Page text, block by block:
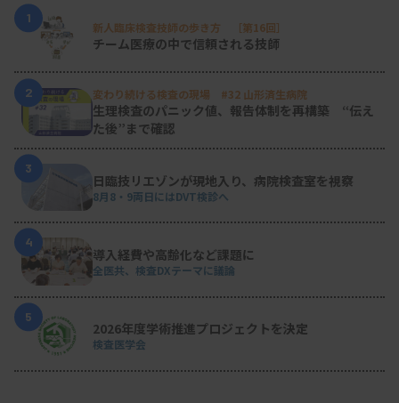
1
新人臨床検査技師の歩き方 ［第16回］
チーム医療の中で信頼される技師
2 変わり続ける検査の現場 #32 山形済生病院
生理検査のパニック値、報告体制を再構築 “伝え
た後”まで確認
3
日臨技リエゾンが現地入り、病院検査室を視察
8月8・9両日にはDVT検診へ
4
導入経費や高齢化など課題に
全医共、検査DXテーマに議論
5
2026年度学術推進プロジェクトを決定
検査医学会